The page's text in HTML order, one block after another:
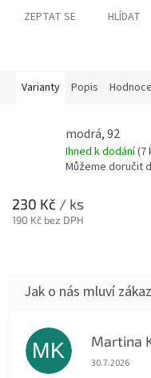
ZEPTAT SE HLÍDAT
Varianty Popis
modrá, 92
Ihned k dodání(7
Můžeme doručit
230 Kč / ks
190 Kč bez DPH
MK Martina
Hodnocení
30.7.2026